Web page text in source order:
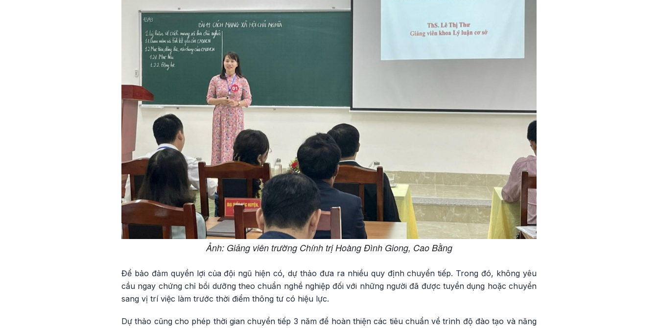
Ảnh: Giảng viên trường Chính trị Hoàng Đình Giong, Cao Bằng
Để bảo đảm quyền lợi của đội ngũ hiện có, dự thảo đưa ra nhiều quy định chuyển tiếp. Trong đó, không yêu
cầu ngay chứng chỉ bồi dưỡng theo chuẩn nghề nghiệp đối với những người đã được tuyển dụng hoặc chuyển
sang vị trí việc làm trước thời điểm thông tư có hiệu lực.
Dự thảo cũng cho phép thời gian chuyển tiếp 3 năm để hoàn thiện các tiêu chuẩn về trình độ đào tạo và năng